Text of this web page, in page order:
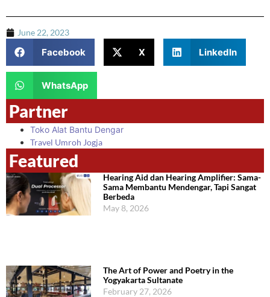
June 22, 2023
Facebook X LinkedIn
WhatsApp
Partner
Toko Alat Bantu Dengar
Travel Umroh Jogja
Featured
Hearing Aid dan Hearing Amplifier: Sama-
Sama Membantu Mendengar, Tapi Sangat
Berbeda
May 8, 2026
The Art of Power and Poetry in the
Yogyakarta Sultanate
February 27, 2026